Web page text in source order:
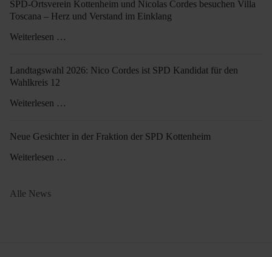
SPD-Ortsverein Kottenheim und Nicolas Cordes besuchen Villa
Toscana – Herz und Verstand im Einklang
Weiterlesen …
Landtagswahl 2026: Nico Cordes ist SPD Kandidat für den
Wahlkreis 12
Weiterlesen …
Neue Gesichter in der Fraktion der SPD Kottenheim
Weiterlesen …
Alle News